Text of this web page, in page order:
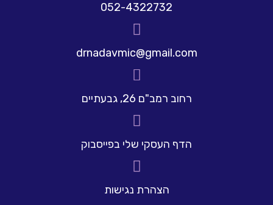
052-4322732
drnadavmic@gmail.com
רחוב רמב"ם 26, גבעתיים
הדף העסקי שלי בפייסבוק
הצהרת נגישות